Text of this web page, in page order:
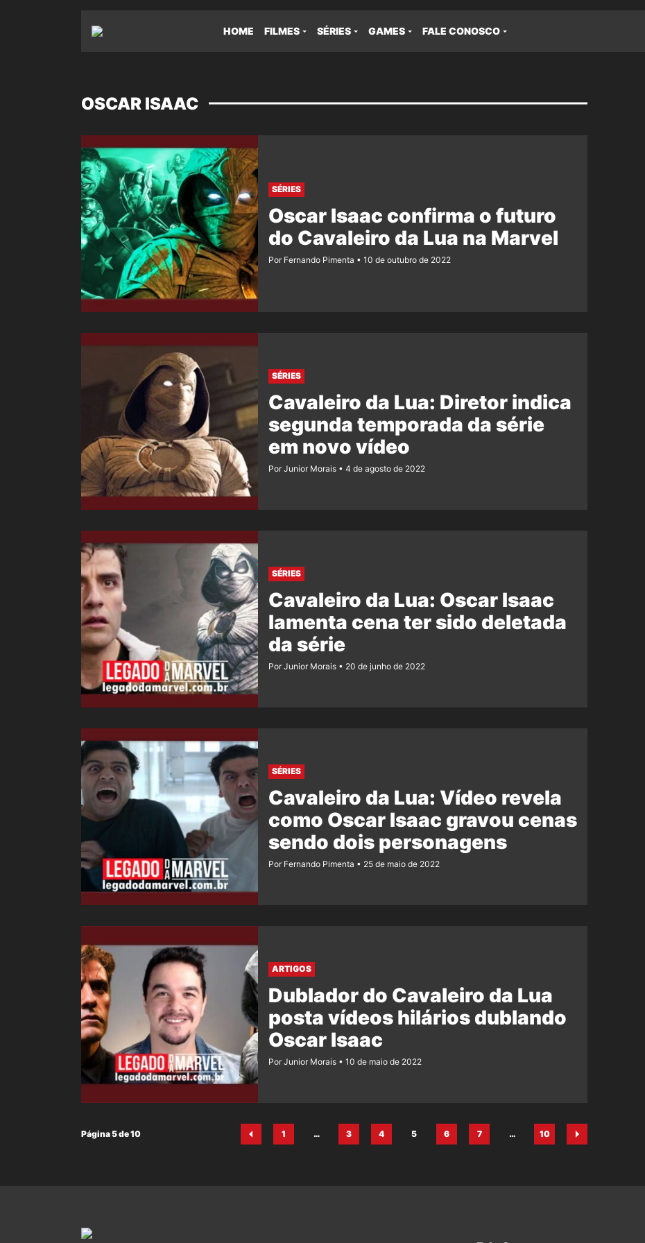
HOME FILMES SÉRIES GAMES FALE CONOSCO
OSCAR ISAAC
SÉRIES
Oscar Isaac confirma o futuro
do Cavaleiro da Lua na Marvel
Por Fernando Pimenta 10 de outubro de 2022
SÉRIES
Cavaleiro da Lua: Diretor indica
segunda temporada da série
em novo vídeo
Por Junior Morais 4 de agosto de 2022
SÉRIES
Cavaleiro da Lua: Oscar Isaac
lamenta cena ter sido deletada
da série
Por Junior Morais 20 de junho de 2022
SÉRIES
Cavaleiro da Lua: Vídeo revela
como Oscar Isaac gravou cenas
sendo dois personagens
Por Fernando Pimenta 25 de maio de 2022
ARTIGOS
Dublador do Cavaleiro da Lua
posta vídeos hilários dublando
Oscar Isaac
Por Junior Morais 10 de maio de 2022
Página 5 de 10
Página
1
…
Página
3
Página
4
Página
5
Página
6
Página
7
…
Página
10